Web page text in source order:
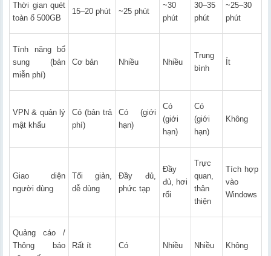
Thời gian quét
toàn ổ 500GB
15–20 phút ~25 phút
~30
phút
30–35
phút
~25–30
phút
Tính năng bổ
sung (bản
miễn phí)
Cơ bản Nhiều Nhiều
Trung
bình
Ít
VPN & quản lý
mật khẩu
Có (bản trả
phí)
Có (giới
hạn)
Có
(giới
hạn)
Có
(giới
hạn)
Không
Giao diện
người dùng
Tối giản,
dễ dùng
Đầy đủ,
phức tạp
Đầy
đủ, hơi
rối
Trực
quan,
thân
thiện
Tích hợp
vào
Windows
Quảng cáo /
Thông báo
Rất ít Có Nhiều Nhiều Không